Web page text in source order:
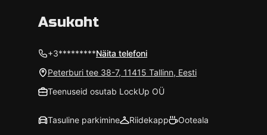
Asukoht
+3*********Näita telefoni
Peterburi tee 38-7, 11415 Tallinn, Eesti
Teenuseid osutab LockUp OÜ
Tasuline parkimine Riidekapp Ooteala